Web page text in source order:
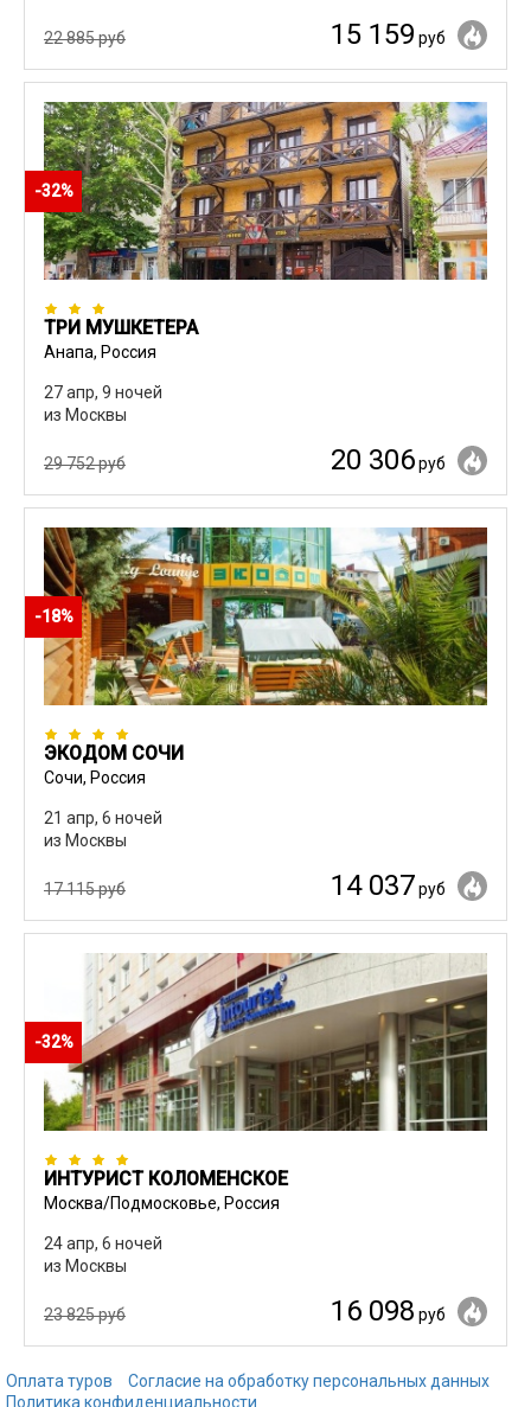
22 885 руб 15 159 руб
-32%
ТРИ МУШКЕТЕРА
Анапа, Россия
27 апр, 9 ночей
из Москвы
29 752 руб 20 306руб
-18%
ЭКОДОМ СОЧИ
Сочи, Россия
21 апр, 6 ночей
из Москвы
17 115 руб 14 037руб
-32%
ИНТУРИСТ КОЛОМЕНСКОЕ
Москва/Подмосковье, Россия
24 апр, 6 ночей
из Москвы
23 825 руб 16 098 руб
Оплата туров
Согласие на обработку персональных данных
Политика конфиденциальности